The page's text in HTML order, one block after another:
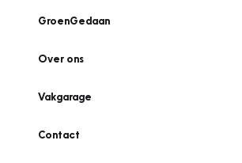
GroenGedaan
Over ons
Vakgarage
Contact